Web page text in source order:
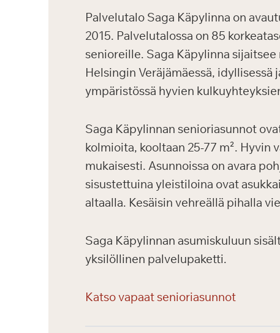
Palvelutalo Saga Käpylinna on
2015. Palvelutalossa on 85
senioreille. Saga Käpylinna
Helsingin Veräjämäessä, idyllisessä
ympäristössä hyvien
Saga Käpylinnan senioriasunnot
kolmioita, kooltaan 25-77 m².
mukaisesti. Asunnoissa on avara
sisustettuina yleistiloina ovat
altaalla. Kesäisin vehreällä pihalla
Saga Käpylinnan asumiskuluun
yksilöllinen palvelupaketti.
Katso vapaat senioriasunnot